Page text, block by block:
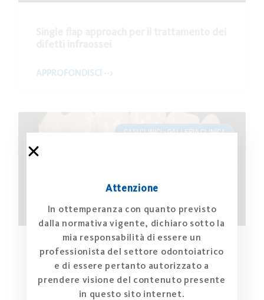
APPROFONDISCI -->
CASI CLINICI - GALLERIA CLINICA
Terapia chirurgica di recessione gengivale
mediante Lembo avanzato coronale e
matrice in collagene Geistlich Mucograft®
Attenzione
In ottemperanza con quanto previsto
dalla normativa vigente, dichiaro sotto la
mia responsabilità di essere un
professionista del settore odontoiatrico
e di essere pertanto autorizzato a
prendere visione del contenuto presente
in questo sito internet.